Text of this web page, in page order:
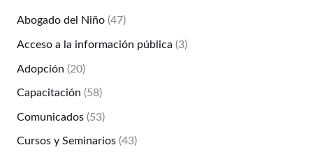
Abogado del Niño(47)
Acceso a la información pública (3)
Adopción (20)
Capacitación (58)
Comunicados(53)
Cursos y Seminarios(43)